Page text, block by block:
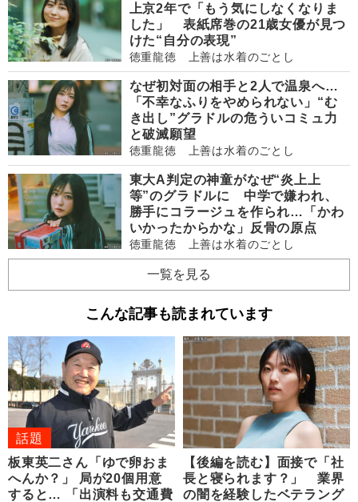
上京2年で「もう気にしなくなりま
した」 表紙席巻の21歳女優が見つ
けた“自分の表現”
徳重龍徳 上善は水着のごとし
なぜ初対面の相手と2人で温泉へ…
「不幸なふりをやめられない」“む
き出し”グラドルの危ういコミュ力
と破滅願望
徳重龍徳 上善は水着のごとし
東大A判定の神童がなぜ“炎上上
等”のグラドルに 中学で嫌われ、
勝手にコラージュを作られ…「かわ
いかったからかな」反骨の原点
徳重龍徳 上善は水着のごとし
一覧を見る
こんな記事も読まれています
話題
板東英二さん「ゆで卵おま
へんか？」 局が20個用意
すると… 「出演料も交通費
【後編を読む】面接で「社
長と寝られます？」 業界
の闇を経験したベテラング